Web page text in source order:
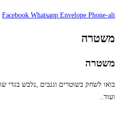
Facebook Whatsapp Envelope Phone-alt
משטרה
משטרה
בואו לשחק בשוטרים וגנבים ,נלבש בגדי
ועוד..